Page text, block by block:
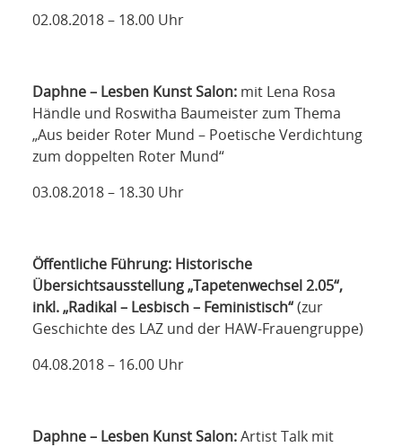
02.08.2018 – 18.00 Uhr
Daphne – Lesben Kunst Salon:mit Lena Rosa
Händle und Roswitha Baumeister zum Thema
„Aus beider Roter Mund – Poetische Verdichtung
zum doppelten Roter Mund“
03.08.2018 – 18.30 Uhr
Öffentliche Führung: Historische
Übersichtsausstellung „Tapetenwechsel 2.05“,
inkl. „Radikal – Lesbisch – Feministisch“(zur
Geschichte des LAZ und der HAW-Frauengruppe)
04.08.2018 – 16.00 Uhr
Daphne – Lesben Kunst Salon:Artist Talk mit